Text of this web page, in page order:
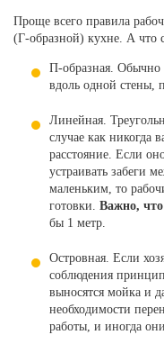
Проще всего правила
(Г-образной) кухне. А что
П-образная. Обычно
вдоль одной стены,
Линейная.
случае как никогда
расстояние. Если
устраивать забеги
маленьким, то
готовки. Важно, что
бы 1 метр.
Островная. Если
соблюдения
выносятся мойка и
необходимости
работы, и иногда